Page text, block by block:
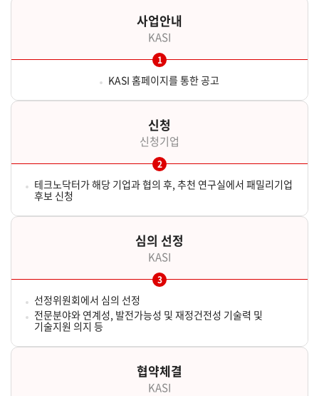
사업안내
KASI
KASI 홈페이지를 통한 공고
신청
신청기업
테크노닥터가 해당 기업과 협의 후, 추천 연구실에서 패밀리기업
후보 신청
심의 선정
KASI
선정위원회에서 심의 선정
전문분야와 연계성, 발전가능성 및 재정건전성 기술력 및
기술지원 의지 등
협약체결
KASI